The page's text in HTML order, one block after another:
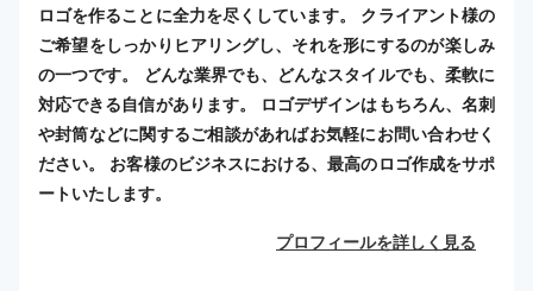
ロゴを作ることに全力を尽くしています。 クライアント様の
ご希望をしっかりヒアリングし、それを形にするのが楽しみ
の一つです。 どんな業界でも、どんなスタイルでも、柔軟に
対応できる自信があります。 ロゴデザインはもちろん、名刺
や封筒などに関するご相談があればお気軽にお問い合わせく
ださい。 お客様のビジネスにおける、最高のロゴ作成をサポ
ートいたします。
プロフィールを詳しく見る